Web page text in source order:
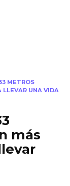
METROS
LLEVAR UNA VIDA
más